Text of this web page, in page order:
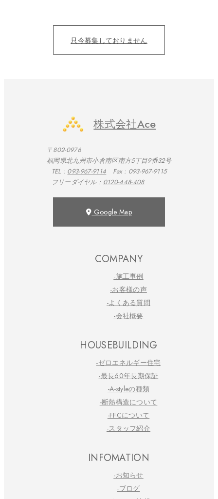
只今募集しておりません
株式会社Ace
〒802-0976
福岡県北九州市小倉南区南方5丁目9番32号
TEL : 093-967-9114 Fax : 093-967-9115
フリーダイヤル : 0120-448-408
Google Map
COMPANY
-施工事例
-お客様の声
-よくある質問
-会社概要
HOUSEBUILDING
-ゼロエネルギー住宅
-最長60年長期保証
-A-styleの種類
-断熱構造について
-FFCについて
-スタッフ紹介
INFOMATION
-お知らせ
-ブログ